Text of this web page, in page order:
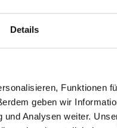
Details
Funktionen
geben wir
Analysen weiter.